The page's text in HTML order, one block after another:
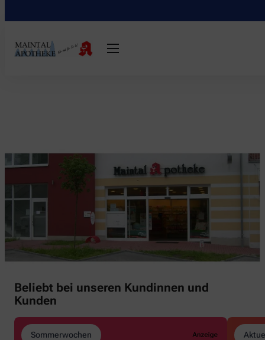
Beliebt bei unseren Kundinnen und
Kunden
Sommerwochen